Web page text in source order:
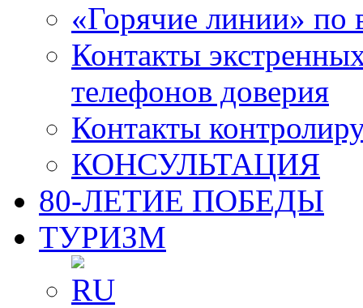
«Горячие линии» по
Контакты
телефонов доверия
Контакты
КОНСУЛЬТАЦИЯ
80-ЛЕТИЕ ПОБЕДЫ
ТУРИЗМ
RU